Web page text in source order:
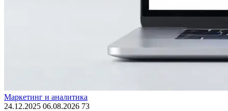
Маркетинг и аналитика
24.12.2025 06.08.2026 73